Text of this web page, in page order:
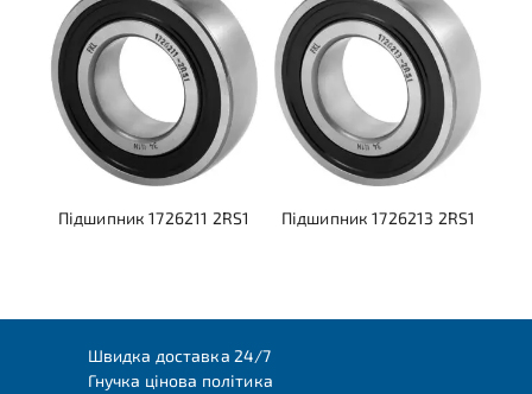
Підшипник 1726211 2RS1 Підшипник 1726213 2RS1
Швидка доставка 24/7
Гнучка цінова політика